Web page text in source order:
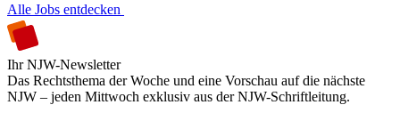
Alle Jobs entdecken
Ihr NJW-Newsletter
Das Rechtsthema der Woche und eine Vorschau auf die nächste
NJW – jeden Mittwoch exklusiv aus der NJW-Schriftleitung.